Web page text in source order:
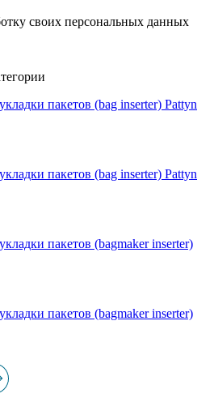
своих персональных данных
пакетов (bag inserter) Pattyn
пакетов (bag inserter) Pattyn
пакетов (bagmaker inserter)
пакетов (bagmaker inserter)